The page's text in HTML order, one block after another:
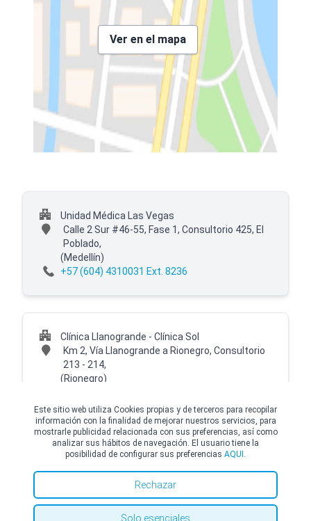
Ver en el mapa
Unidad Médica Las Vegas
Calle 2 Sur #46-55, Fase 1, Consultorio 425, El
Poblado,
(Medellín)
+57 (604) 4310031 Ext. 8236
Clínica Llanogrande - Clínica Sol
Km 2, Vía Llanogrande a Rionegro, Consultorio
213 - 214,
(Rionegro)
© Copyright Top Doctors 2026. All Right Reserved. Designed and Developed by
Top Doctors |Términos y condiciones|Política de Cookies|Política de privacidad
Este sitio web utiliza Cookies propias y de terceros para recopilar
información con la finalidad de mejorar nuestros servicios, para
mostrarle publicidad relacionada con sus preferencias, así como
analizar sus hábitos de navegación. El usuario tiene la
posibilidad de configurar sus preferencias AQUI.
Rechazar
Solo esenciales